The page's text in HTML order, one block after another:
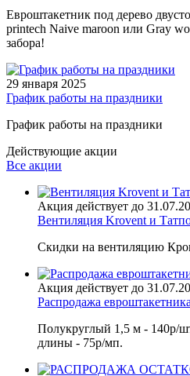
Евроштакетник под дерево
printech Naive maroon или Gray
забора!
29 января 2025
График работы на праздники
График работы на праздники
Действующие акции
Все акции
Акция действует до
Вентиляция Krovent и
Скидки на вентиляцию
Акция действует до
Распродажа
Полукруглый 1,5 м - 140р/
длины - 75р/мп.